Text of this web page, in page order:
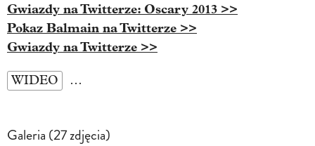
Gwiazdy na Twitterze: Oscary 2013 >>
Pokaz Balmain na Twitterze >>
Gwiazdy na Twitterze >>
WIDEO …
Galeria (27 zdjęcia)